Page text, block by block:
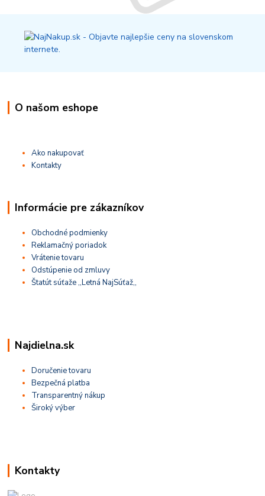
O našom eshope
Ako nakupovať
Kontakty
Informácie pre zákazníkov
Obchodné podmienky
Reklamačný poriadok
Vrátenie tovaru
Odstúpenie od zmluvy
Štatút súťaže ,,Letná NajSúťaž,,
Najdielna.sk
Doručenie tovaru
Bezpečná platba
Transparentný nákup
Široký výber
Kontakty